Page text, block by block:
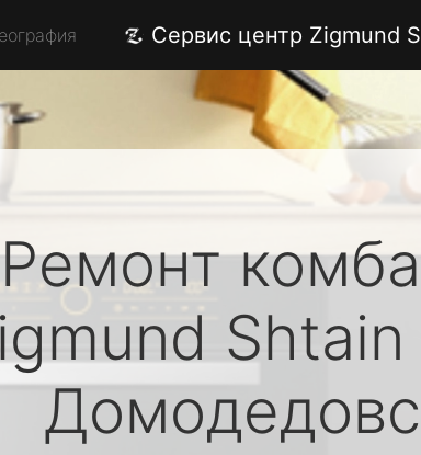
Сервис центр Zigmund
Ремонт
Shtain